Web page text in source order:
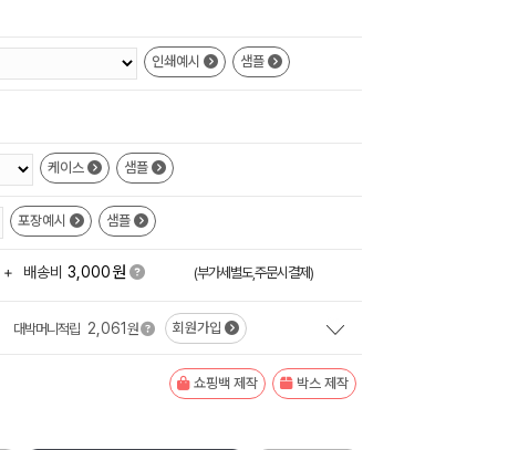
인쇄예시 샘플
케이스 샘플
포장예시 샘플
+ 배송비 3,000원 (부가세별도,주문시결제)
대박머니적립 2,061 원 회원가입
쇼핑백 제작 박스 제작